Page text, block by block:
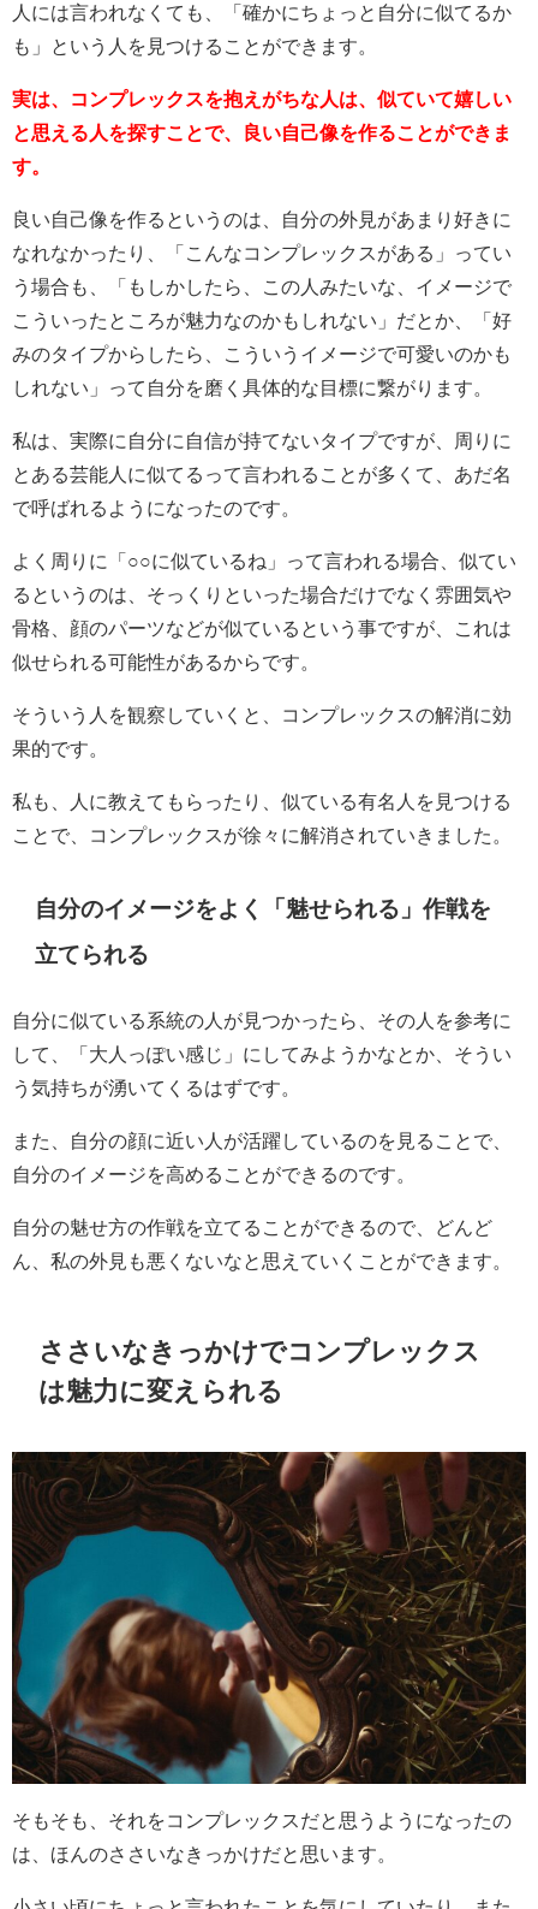
人には言われなくても、「確かにちょっと自分に似てるか
も」という人を見つけることができます。
実は、コンプレックスを抱えがちな人は、似ていて嬉しい
と思える人を探すことで、良い自己像を作ることができま
す。
良い自己像を作るというのは、自分の外見があまり好きに
なれなかったり、「こんなコンプレックスがある」ってい
う場合も、「もしかしたら、この人みたいな、イメージで
こういったところが魅力なのかもしれない」だとか、「好
みのタイプからしたら、こういうイメージで可愛いのかも
しれない」って自分を磨く具体的な目標に繋がります。
私は、実際に自分に自信が持てないタイプですが、周りに
とある芸能人に似てるって言われることが多くて、あだ名
で呼ばれるようになったのです。
よく周りに「○○に似ているね」って言われる場合、似てい
るというのは、そっくりといった場合だけでなく雰囲気や
骨格、顔のパーツなどが似ているという事ですが、これは
似せられる可能性があるからです。
そういう人を観察していくと、コンプレックスの解消に効
果的です。
私も、人に教えてもらったり、似ている有名人を見つける
ことで、コンプレックスが徐々に解消されていきました。
自分のイメージをよく「魅せられる」作戦を
立てられる
自分に似ている系統の人が見つかったら、その人を参考に
して、「大人っぽい感じ」にしてみようかなとか、そうい
う気持ちが湧いてくるはずです。
また、自分の顔に近い人が活躍しているのを見ることで、
自分のイメージを高めることができるのです。
自分の魅せ方の作戦を立てることができるので、どんど
ん、私の外見も悪くないなと思えていくことができます。
ささいなきっかけでコンプレックス
は魅力に変えられる
そもそも、それをコンプレックスだと思うようになったの
は、ほんのささいなきっかけだと思います。